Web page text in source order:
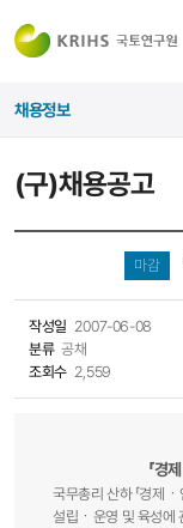
(구)채용공고
채용정보
마감
작성일 2007-06-08
분류 공채
조회수 2,559
「경
국무총리 산하 「경제
설립ㆍ운영 및 육성에